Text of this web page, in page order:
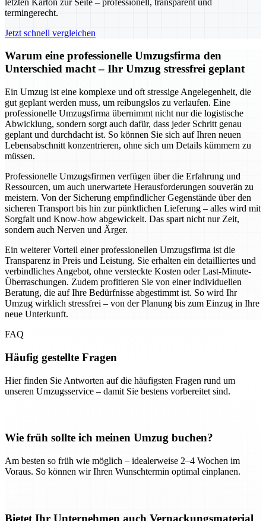
termingerecht.
Jetzt schnell vergleichen
Warum eine professionelle Umzugsfirma den
Unterschied macht – Ihr Umzug stressfrei geplant
Ein Umzug ist eine komplexe und oft stressige Angelegenheit, die
gut geplant werden muss, um reibungslos zu verlaufen. Eine
professionelle Umzugsfirma übernimmt nicht nur die logistische
Abwicklung, sondern sorgt auch dafür, dass jeder Schritt genau
geplant und durchdacht ist. So können Sie sich auf Ihren neuen
Lebensabschnitt konzentrieren, ohne sich um Details kümmern zu
müssen.
Professionelle Umzugsfirmen verfügen über die Erfahrung und
Ressourcen, um auch unerwartete Herausforderungen souverän zu
meistern. Von der Sicherung empfindlicher Gegenstände über den
sicheren Transport bis hin zur pünktlichen Lieferung – alles wird mit
Sorgfalt und Know-how abgewickelt. Das spart nicht nur Zeit,
sondern auch Nerven und Ärger.
Ein weiterer Vorteil einer professionellen Umzugsfirma ist die
Transparenz in Preis und Leistung. Sie erhalten ein detailliertes und
verbindliches Angebot, ohne versteckte Kosten oder Last-Minute-
Überraschungen. Zudem profitieren Sie von einer individuellen
Beratung, die auf Ihre Bedürfnisse abgestimmt ist. So wird Ihr
Umzug wirklich stressfrei – von der Planung bis zum Einzug in Ihre
neue Unterkunft.
FAQ
Häufig gestellte Fragen
Hier finden Sie Antworten auf die häufigsten Fragen rund um
unseren Umzugsservice – damit Sie bestens vorbereitet sind.
Wie früh sollte ich meinen Umzug buchen?
Am besten so früh wie möglich – idealerweise 2–4 Wochen im
Voraus. So können wir Ihren Wunschtermin optimal einplanen.
Bietet Ihr Unternehmen auch Verpackungsmaterial